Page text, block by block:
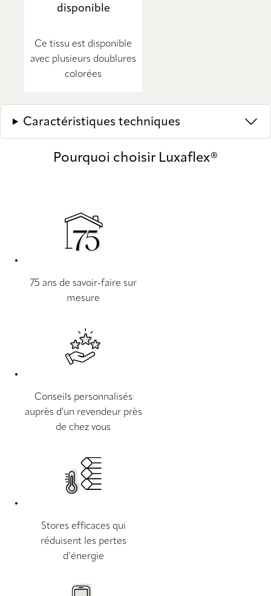
disponible
Ce tissu est disponible
avec plusieurs doublures
colorées
Caractéristiques techniques
Pourquoi choisir Luxaflex®
75 ans de savoir-faire sur
mesure
Conseils personnalisés
auprès d'un revendeur près
de chez vous
Stores efficaces qui
réduisent les pertes
d’énergie